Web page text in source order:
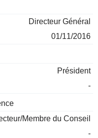
Directeur Général
01/11/2016
Président
-
Membre du Conseil
-